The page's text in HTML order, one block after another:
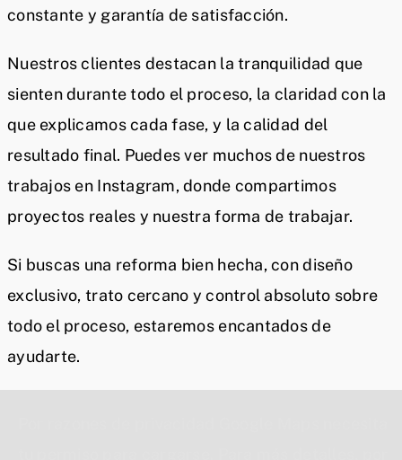
constante y garantía de satisfacción.
Nuestros clientes destacan la tranquilidad que
sienten durante todo el proceso, la claridad con la
que explicamos cada fase, y la calidad del
resultado final. Puedes ver muchos de nuestros
trabajos en Instagram, donde compartimos
proyectos reales y nuestra forma de trabajar.
Si buscas una reforma bien hecha, con diseño
exclusivo, trato cercano y control absoluto sobre
todo el proceso, estaremos encantados de
ayudarte.